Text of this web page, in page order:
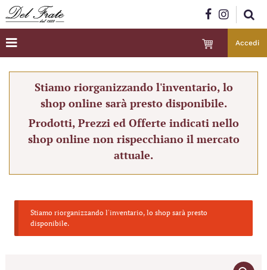
Accedi
Stiamo riorganizzando l'inventario, lo
shop online sarà presto disponibile.
Prodotti, Prezzi ed Offerte indicati nello
shop online non rispecchiano il mercato
attuale.
Stiamo riorganizzando l'inventario, lo shop sarà presto
disponibile.